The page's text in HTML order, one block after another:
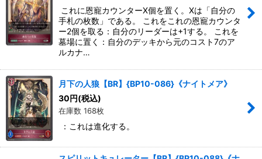
これに恩寵カウンターX個を置く。Xは「自分の
手札の枚数」である。 これをこれの恩寵カウンタ
ー2個を取る：自分のリーダーは+1する。 これを
墓場に置く：自分のデッキから元のコスト7のア
ルカナ…
月下の人狼【BR】{BP10-086}《ナイトメア》
30円(税込)
在庫数 168枚
：これは進化する。